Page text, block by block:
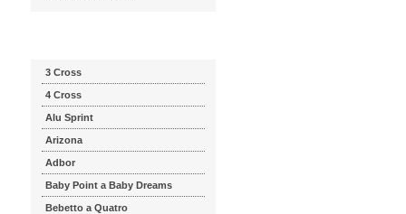
3 Cross
4 Cross
Alu Sprint
Arizona
Adbor
Baby Point a Baby Dreams
Bebetto a Quatro